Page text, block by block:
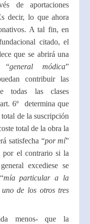
de aportaciones
decir, lo que ahora
A tal fin, en
citado, el
que se abrirá una
“general módica”
contribuir las
todas las clases
6º determina que
de la suscripción
total de la obra la
satisfecha “por mí”
el contrario si la
excediese se
mía particular a la
de los otros tres
menos- que la